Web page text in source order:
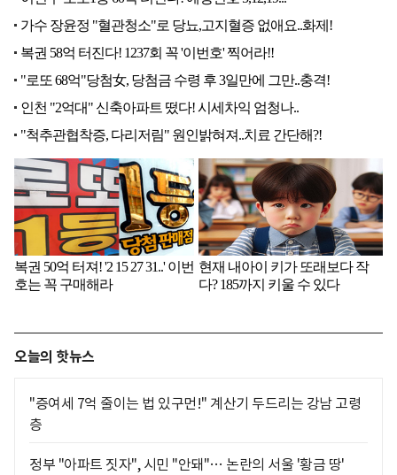
오늘의 핫뉴스
"증여세 7억 줄이는 법 있구먼!" 계산기 두드리는 강남 고령
층
정부 "아파트 짓자", 시민 "안돼"… 논란의 서울 '황금 땅'